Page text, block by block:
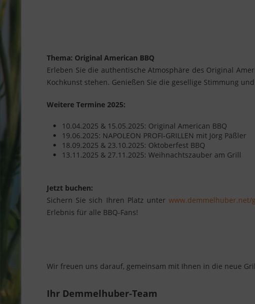
Thema: Original American BBQ
Erleben Sie die authentische Atmosphäre des Original
Kochkunst stehen. Genießen Sie die gesellige Stimmung
Weitere Termine 2025:
10.04.2025 & 15.05.2025: Original American BBQ
19.06.2025: NAPOLEON PROFI-GRILLEN mit Jörg Päßler
18.09.2025 & 23.10.2025: Oktoberfest BBQ
13.11.2025 & 27.11.2025: Weihnachtszauber am Grill
Jetzt buchen:
Sichern Sie sich Ihren Platz unterwww.demmelhuber.net/
Erlebnis für alle BBQ-Fans!
Wir freuen uns darauf, gemeinsam mit Ihnen in die neue
Ihr Demmelhuber-Team